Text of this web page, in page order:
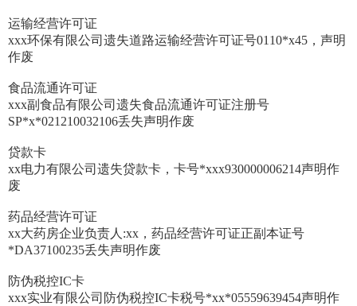
运输经营许可证
xxx环保有限公司遗失道路运输经营许可证号0110*x45，声明
作废
食品流通许可证
xxx副食品有限公司遗失食品流通许可证注册号
SP*x*021210032106丢失声明作废
贷款卡
xx电力有限公司遗失贷款卡，卡号*xxx930000006214声明作
废
药品经营许可证
xx大药房企业负责人:xx，药品经营许可证正副本证号
*DA37100235丢失声明作废
防伪税控IC卡
xxx实业有限公司防伪税控IC卡税号*xx*05559639454声明作